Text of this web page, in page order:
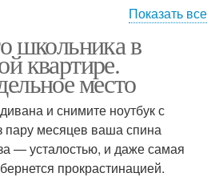
Место для работы
Показать все
школьника в
квартире.
место
и снимите ноутбук с
пару месяцев ваша спина
— усталостью, и даже самая
прокрастинацией.